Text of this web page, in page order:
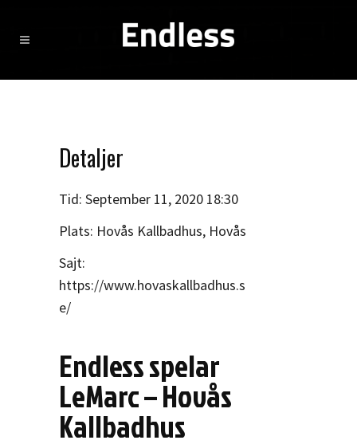
Detaljer
Tid: September 11, 2020 18:30
Plats: Hovås Kallbadhus, Hovås
Sajt:
https://www.hovaskallbadhus.s
e/
Endless spelar
LeMarc – Hovås
Kallbadhus